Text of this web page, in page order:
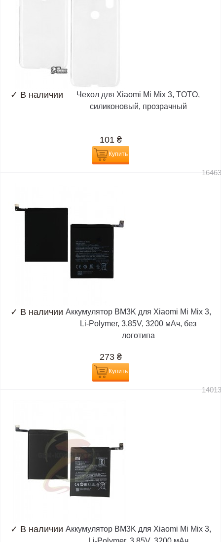
✓ В наличии
Чехол для Xiaomi Mi Mix 3, TOTO,
силиконовый, прозрачный
101 ₴
Купить
✓ В наличии Аккумулятор BM3K для Xiaomi Mi Mix 3,
Li-Polymer, 3,85V, 3200 мАч, без
логотипа
273 ₴
Купить
✓ В наличии Аккумулятор BM3K для Xiaomi Mi Mix 3,